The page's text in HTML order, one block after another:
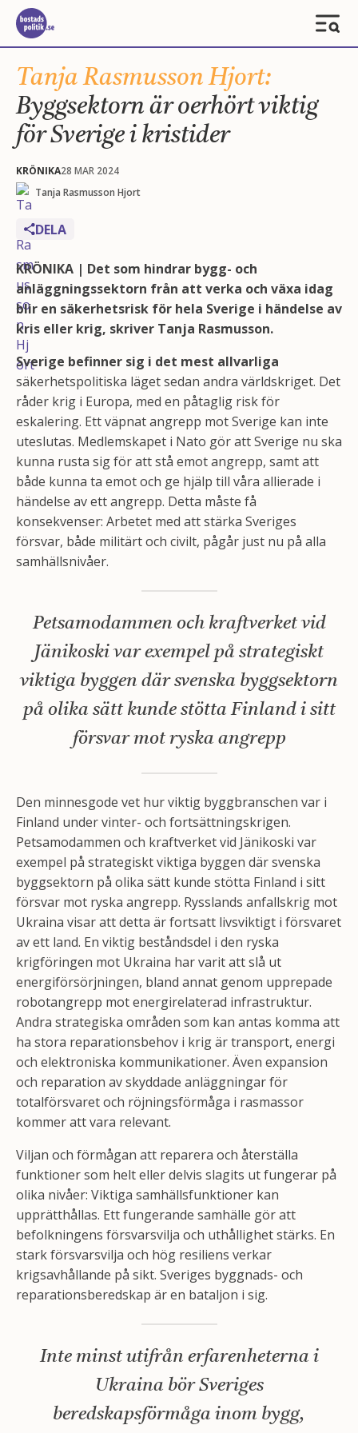
Tanja Rasmusson Hjort:
Byggsektorn är oerhört viktig
för Sverige i kristider
KRÖNIKA28 MAR 2024
Tanja Rasmusson Hjort
DELA
KRÖNIKA | Det som hindrar bygg- och
anläggningssektorn från att verka och växa idag
blir en säkerhetsrisk för hela Sverige i händelse av
kris eller krig, skriver Tanja Rasmusson.
Sverige befinner sig i det mest allvarliga
säkerhetspolitiska läget sedan andra världskriget. Det
råder krig i Europa, med en påtaglig risk för
eskalering. Ett väpnat angrepp mot Sverige kan inte
uteslutas. Medlemskapet i Nato gör att Sverige nu ska
kunna rusta sig för att stå emot angrepp, samt att
både kunna ta emot och ge hjälp till våra allierade i
händelse av ett angrepp. Detta måste få
konsekvenser: Arbetet med att stärka Sveriges
försvar, både militärt och civilt, pågår just nu på alla
samhällsnivåer.
Petsamodammen och kraftverket vid
Jänikoski var exempel på strategiskt
viktiga byggen där svenska byggsektorn
på olika sätt kunde stötta Finland i sitt
försvar mot ryska angrepp
Den minnesgode vet hur viktig byggbranschen var i
Finland under vinter- och fortsättningskrigen.
Petsamodammen och kraftverket vid Jänikoski var
exempel på strategiskt viktiga byggen där svenska
byggsektorn på olika sätt kunde stötta Finland i sitt
försvar mot ryska angrepp. Rysslands anfallskrig mot
Ukraina visar att detta är fortsatt livsviktigt i försvaret
av ett land. En viktig beståndsdel i den ryska
krigföringen mot Ukraina har varit att slå ut
energiförsörjningen, bland annat genom upprepade
robotangrepp mot energirelaterad infrastruktur.
Andra strategiska områden som kan antas komma att
ha stora reparationsbehov i krig är transport, energi
och elektroniska kommunikationer. Även expansion
och reparation av skyddade anläggningar för
totalförsvaret och röjningsförmåga i rasmassor
kommer att vara relevant.
Viljan och förmågan att reparera och återställa
funktioner som helt eller delvis slagits ut fungerar på
olika nivåer: Viktiga samhällsfunktioner kan
upprätthållas. Ett fungerande samhälle gör att
befolkningens försvarsvilja och uthållighet stärks. En
stark försvarsvilja och hög resiliens verkar
krigsavhållande på sikt. Sveriges byggnads- och
reparationsberedskap är en bataljon i sig.
Inte minst utifrån erfarenheterna i
Ukraina bör Sveriges
beredskapsförmåga inom bygg,